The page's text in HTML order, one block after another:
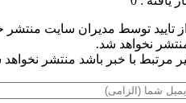
توسط مدیران سایت منتشر
نخواهد شد.
مرتبط با خبر باشد منتشر